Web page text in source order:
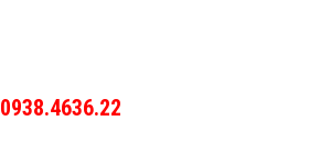
0938.4636.22